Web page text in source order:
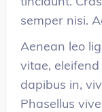
semper nisi.
Aenean leo
vitae,
dapibus in,
Phasellus